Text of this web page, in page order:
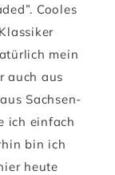
Cooles
mein
auch aus
Sachsen-
ich einfach
bin ich
heute